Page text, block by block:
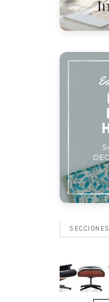
SECCIONES